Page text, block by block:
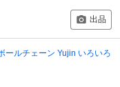
出品
ールチェーン Yujin いろいろ